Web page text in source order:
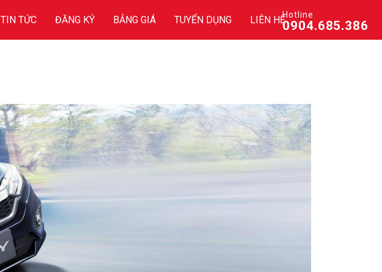
TIN TỨC ĐĂNG KÝ BẢNG GIÁ TUYỂN DỤNG LIÊN HỆHotline
0904.685.386